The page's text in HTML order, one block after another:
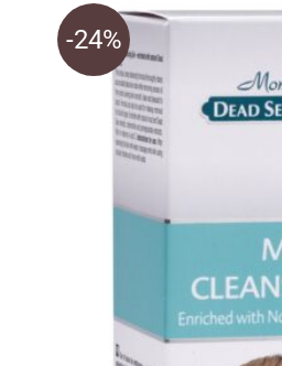
-24%